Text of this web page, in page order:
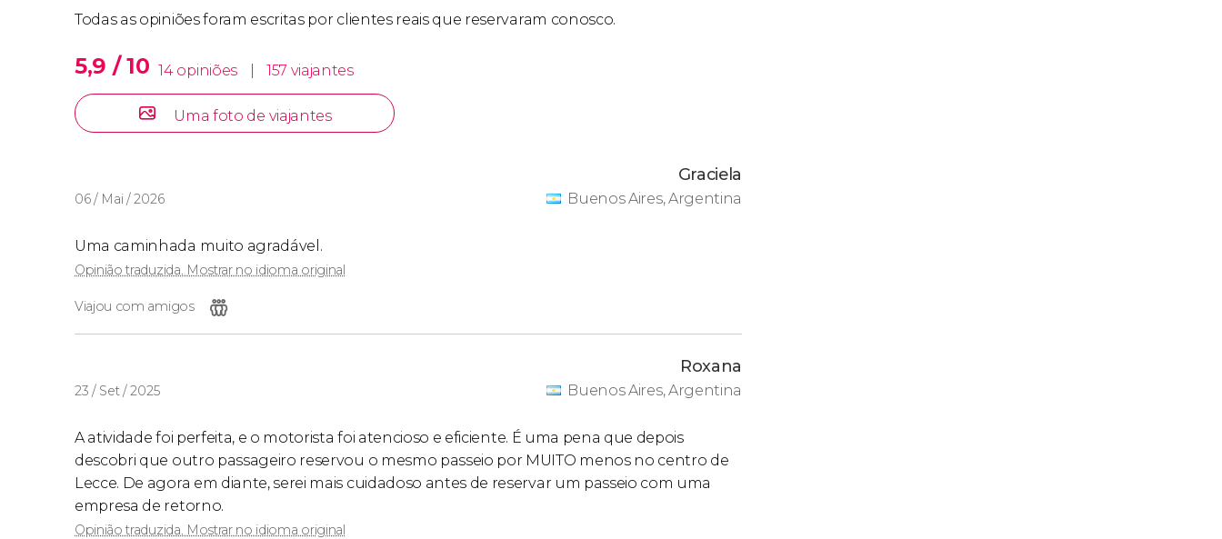
Todas as opiniões foram escritas por clientes reais que reservaram conosco.
5,9 / 10 14 opiniões 157 viajantes
Uma foto de viajantes
06 / Mai / 2026
Graciela
Buenos Aires, Argentina
Uma caminhada muito agradável.
Opinião traduzida. Mostrar no idioma original
Viajou com amigos
23 / Set / 2025
Roxana
Buenos Aires, Argentina
A atividade foi perfeita, e o motorista foi atencioso e eficiente. É uma pena que depois
descobri que outro passageiro reservou o mesmo passeio por MUITO menos no centro de
Lecce. De agora em diante, serei mais cuidadoso antes de reservar um passeio com uma
empresa de retorno.
Opinião traduzida. Mostrar no idioma original